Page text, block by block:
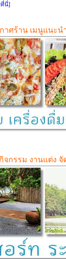
ที่นี่]
ศร้าน เมนูแนะน
รรม งานแต่ง จั